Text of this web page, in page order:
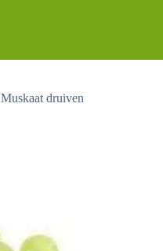
Muskaat druiven